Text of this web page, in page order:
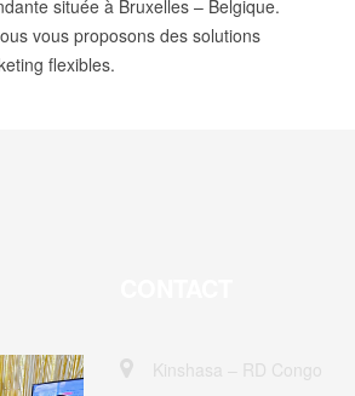
située à Bruxelles – Belgique.
vous proposons des solutions
flexibles.
Kinshasa – RD Congo